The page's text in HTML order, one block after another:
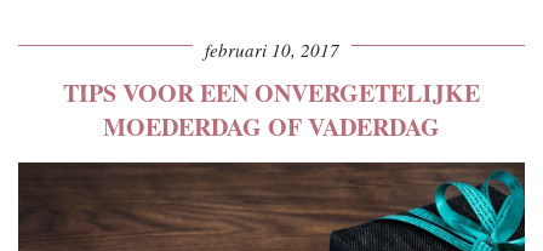
februari 10, 2017
TIPS VOOR EEN ONVERGETELIJKE
MOEDERDAG OF VADERDAG